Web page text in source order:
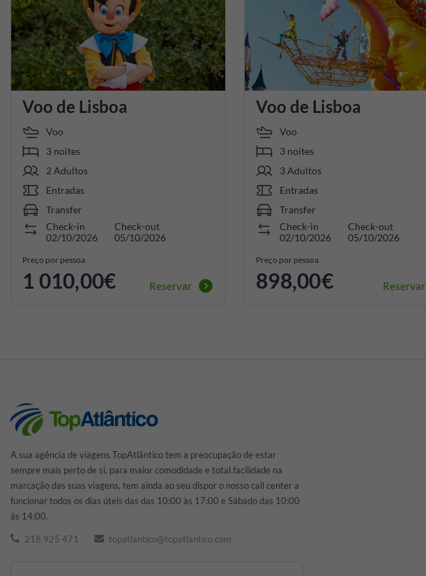
Voo de Lisboa
Voo
3 noites
2 Adultos
Entradas
Transfer
Check-in
02/10/2026
Check-out
05/10/2026
Preço por pessoa
1 010,00€ Reservar
Voo de Lisboa
Voo
3 noites
3 Adultos
Entradas
Transfer
Check-in
02/10/2026
Check-out
05/10/2026
Preço por pessoa
898,00€ Reservar
A sua agência de viagens TopAtlântico tem a preocupação de estar
sempre mais perto de si, para maior comodidade e total facilidade na
marcação das suas viagens, tem ainda ao seu dispor o nosso call center a
funcionar todos os dias úteis das das 10:00 às 17:00 e Sábado das 10:00
às 14:00.
218 925 471 topatlantico@topatlantico.com